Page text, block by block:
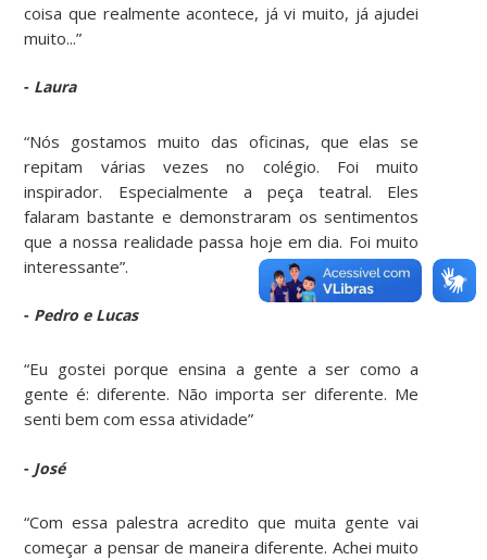
coisa que realmente acontece, já vi muito, já ajudei
muito...”
- Laura
“Nós gostamos muito das oficinas, que elas se
repitam várias vezes no colégio. Foi muito
inspirador. Especialmente a peça teatral. Eles
falaram bastante e demonstraram os sentimentos
que a nossa realidade passa hoje em dia. Foi muito
interessante”.
- Pedro e Lucas
“Eu gostei porque ensina a gente a ser como a
gente é: diferente. Não importa ser diferente. Me
senti bem com essa atividade”
- José
“Com essa palestra acredito que muita gente vai
começar a pensar de maneira diferente. Achei muito